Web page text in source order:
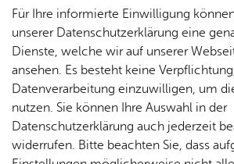
Ak­tu­
1250
Jahre
Ai­lin­
gen
Zah­
len,
Daten
& Fak­
ten
Ai­lin­
ger
Orts­
vor­
& Ort­
schaft
s­rat
Ver­
mein­
sinn
Ai­lin­
gen
Öf­
Sams­tag, 10. Ok­to­ber 2026,
Uhr
Der Aquarienverein Multicolor lädt zur
Für Ihre informierte Einwilligung
unserer Datenschutzerklärung eine
Dienste, welche wir auf unserer
ansehen. Es besteht keine
Datenverarbeitung einzuwilligen, um
nutzen. Sie können Ihre Auswahl in der
Datenschutzerklärung auch jederzeit
widerrufen. Bitte beachten Sie, dass